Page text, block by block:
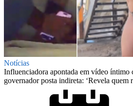
Notícias
Influenciadora apontada em vídeo íntimo
governador posta indireta: ‘Revela quem